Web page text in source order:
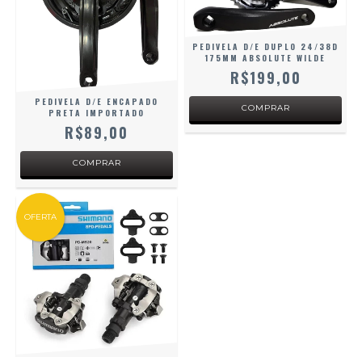
PEDIVELA D/E ENCAPADO
PRETA IMPORTADO
R$89,00
PEDIVELA D/E DUPLO 24/38D
175MM ABSOLUTE WILDE
R$199,00
OFERTA